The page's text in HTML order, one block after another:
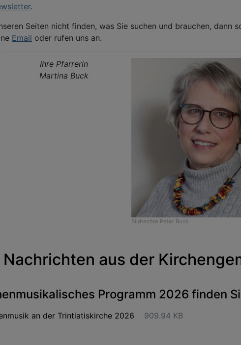
.
Seiten nicht finden, was Sie suchen und brauchen, dann
Email oder rufen uns an.
Ihre Pfarrerin
Martina Buck
Bildrechte Peter Buck
aus der
Programm 2026 finden
an der Trintiatiskirche 2026 909.94 KB